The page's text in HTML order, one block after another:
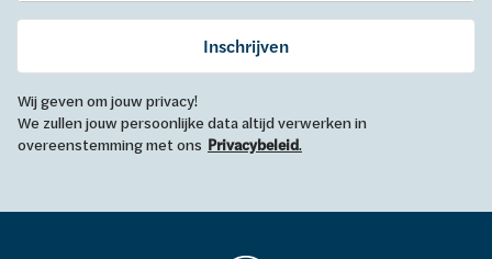
Inschrijven
Wij geven om jouw privacy!
We zullen jouw persoonlijke data altijd verwerken in
overeenstemming met ons Privacybeleid.